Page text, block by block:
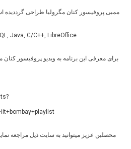
Java, C/C++, LibreOffice.
برای معرفی این برنامه به ویدیو پروفیسور
محصلین عزیز میتوانید به سایت ذیل مراجعه